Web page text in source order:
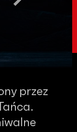
przez